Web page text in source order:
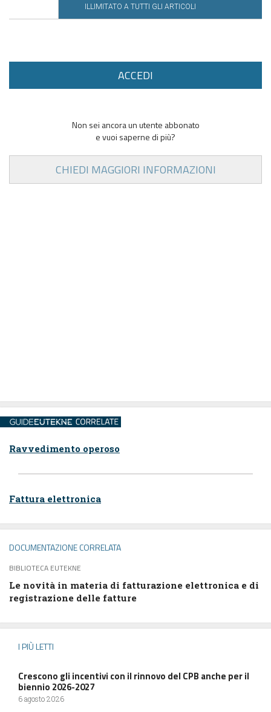
ILLIMITATO A TUTTI GLI ARTICOLI
ACCEDI
Non sei ancora un utente abbonato
e vuoi saperne di più?
CHIEDI MAGGIORI INFORMAZIONI
Ravvedimento operoso
Fattura elettronica
DOCUMENTAZIONE CORRELATA
BIBLIOTECA EUTEKNE
Le novità in materia di fatturazione elettronica e di
registrazione delle fatture
I PIÙ LETTI
Crescono gli incentivi con il rinnovo del CPB anche per il
biennio 2026-2027
6 agosto 2026